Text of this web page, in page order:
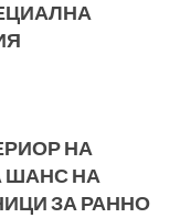
НА
ШАНС НА
ЗА РАННО